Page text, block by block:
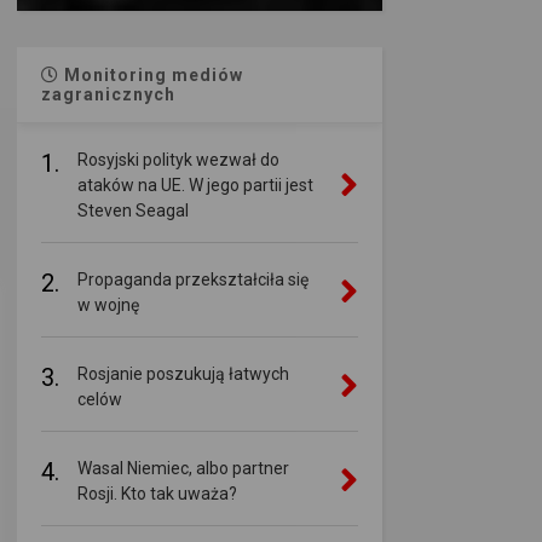
Monitoring mediów
zagranicznych
1.
Rosyjski polityk wezwał do
ataków na UE. W jego partii jest
Steven Seagal
2.
Propaganda przekształciła się
w wojnę
3.
Rosjanie poszukują łatwych
celów
4.
Wasal Niemiec, albo partner
Rosji. Kto tak uważa?